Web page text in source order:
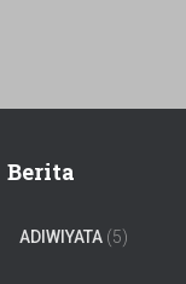
Berita
ADIWIYATA (5)